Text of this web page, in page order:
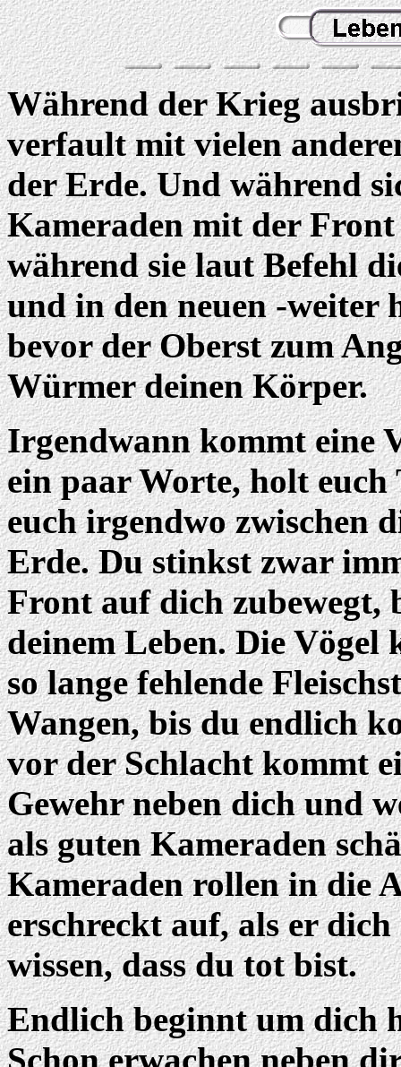
Während der Krieg
verfault mit vielen
der Erde. Und während
Kameraden mit der
während sie laut Befehl
und in den neuen -weiter
bevor der Oberst zum
Würmer deinen Körper.
Irgendwann kommt eine
ein paar Worte, holt euch
euch irgendwo zwischen
Erde. Du stinkst zwar
Front auf dich zubewegt,
deinem Leben. Die
so lange fehlende
Wangen, bis du endlich
vor der Schlacht kommt
Gewehr neben dich und
als guten Kameraden
Kameraden rollen in die
erschreckt auf, als er
wissen, dass du tot bist.
Endlich beginnt um dich